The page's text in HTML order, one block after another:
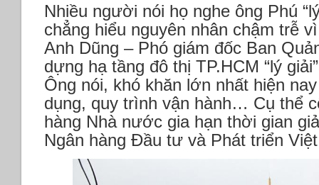
Nhiều người nói họ nghe ông Phú
chẳng hiểu nguyên nhân chậm trễ
Anh Dũng – Phó giám đốc Ban
dựng hạ tầng đô thị TP.HCM “lý
Ông nói, khó khăn lớn nhất hiện
dụng, quy trình vận hành… Cụ thể
hàng Nhà nước gia hạn thời gian
Ngân hàng Đầu tư và Phát triển